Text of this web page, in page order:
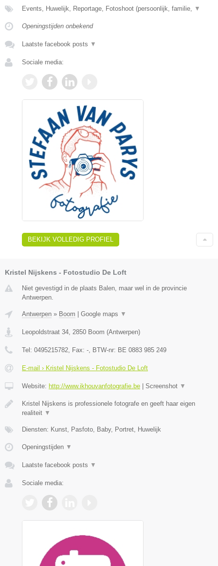
Events, Huwelijk, Reportage, Fotoshoot (persoonlijk, familie, ▼
Openingstijden onbekend
Laatste facebook posts ▼
Sociale media:
BEKIJK VOLLEDIG PROFIEL
Kristel Nijskens - Fotostudio De Loft
Niet gevestigd in de plaats Balen, maar wel in de provincie
Antwerpen.
Antwerpen » Boom Google maps ▼
Leopoldstraat 34, 2850 Boom (Antwerpen)
Tel: 0495215782, Fax: -, BTW-nr: BE 0883 985 249
E-mail › Kristel Nijskens - Fotostudio De Loft
Website: http://www.ikhouvanfotografie.be Screenshot ▼
Kristel Nijskens is professionele fotografe en geeft haar eigen
realiteit ▼
Diensten: Kunst, Pasfoto, Baby, Portret, Huwelijk
Openingstijden ▼
Laatste facebook posts ▼
Sociale media: